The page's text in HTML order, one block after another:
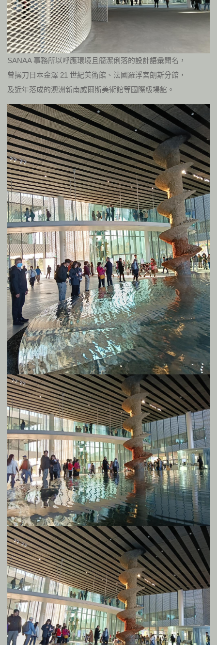
SANAA 事務所以呼應環境且簡潔俐落的設計語彙聞名，
曾操刀日本金澤 21 世紀美術館、法國羅浮宮朗斯分館，
及近年落成的澳洲新南威爾斯美術館等國際級場館。